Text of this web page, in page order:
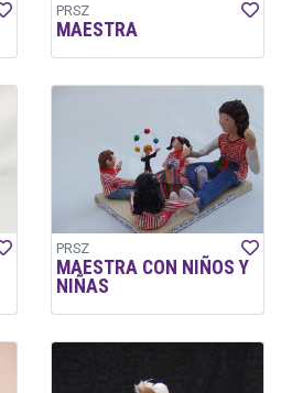
PRSZ
MAESTRA
PRSZ
MAESTRA CON NIÑOS Y
NIÑAS